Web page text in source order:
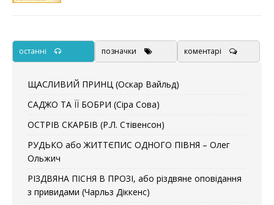
останні позначки коментарі
ЩАСЛИВИЙ ПРИНЦ (Оскар Вайльд)
САДЖО ТА ЇЇ БОБРИ (Сіра Сова)
ОСТРІВ СКАРБІВ (Р.Л. Стівенсон)
РУДЬКО або ЖИТТЄПИС ОДНОГО ПІВНЯ – Олег
Ольжич
РІЗДВЯНА ПІСНЯ В ПРОЗІ, або різдвяне оповідання
з привидами (Чарльз Діккенс)